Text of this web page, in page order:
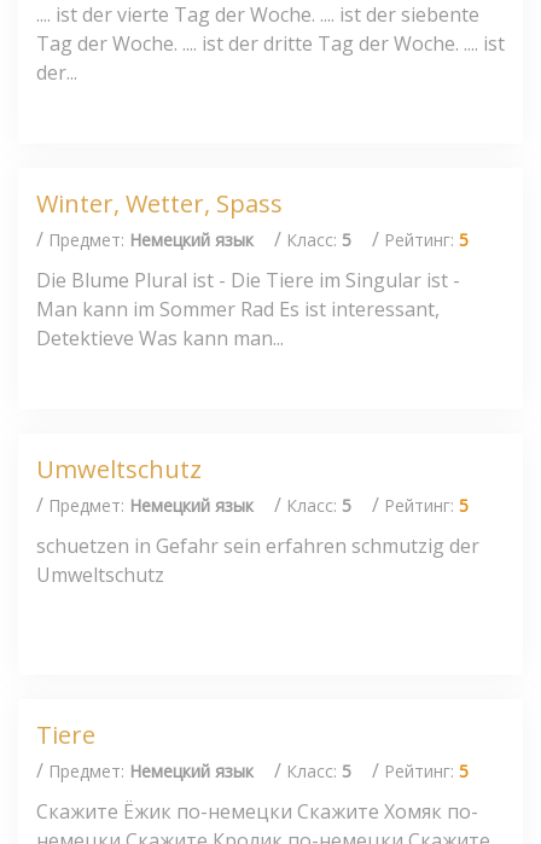
.... ist der vierte Tag der Woche. .... ist der siebente
Tag der Woche. .... ist der dritte Tag der Woche. .... ist
der...
Winter, Wetter, Spass
/ Предмет: Немецкий язык / Класс: 5 / Рейтинг: 5
Die Blume Plural ist - Die Tiere im Singular ist -
Man kann im Sommer Rad Es ist interessant,
Detektieve Was kann man...
Umweltschutz
/ Предмет: Немецкий язык / Класс: 5 / Рейтинг: 5
schuetzen in Gefahr sein erfahren schmutzig der
Umweltschutz
Tiere
/ Предмет: Немецкий язык / Класс: 5 / Рейтинг: 5
Скажите Ёжик по-немецки Скажите Хомяк по-